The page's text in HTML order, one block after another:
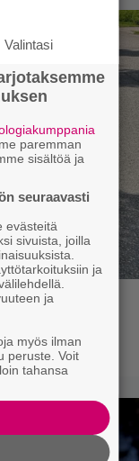
–
Valintasi
paremman
sisältöä ja
seuraavasti
evästeitä
sivuista, joilla
ja
ja
myös ilman
peruste. Voit
tahansa